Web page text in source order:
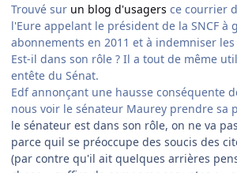
Trouvé sur un blog d'usagers ce courrier
l'Eure appelant le président de la SNCF à
abonnements en 2011 et à indemniser
Est-il dans son rôle ? Il a tout de même
entête du Sénat.
Edf annonçant une hausse conséquente
nous voir le sénateur Maurey prendre sa
le sénateur est dans son rôle, on ne va
parce quil se préoccupe des soucis des
(par contre qu'il ait quelques arrières